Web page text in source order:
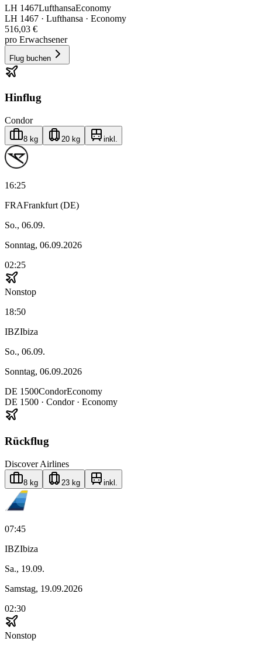
LH 1467LufthansaEconomy
LH 1467 · Lufthansa · Economy
516,03 €
pro Erwachsener
Flug buchen
Hinflug
Condor
8 kg 20 kg inkl.
16:25
FRAFrankfurt (DE)
So., 06.09.
Sonntag, 06.09.2026
02:25
Nonstop
18:50
IBZIbiza
So., 06.09.
Sonntag, 06.09.2026
DE 1500CondorEconomy
DE 1500 · Condor· Economy
Rückflug
Discover Airlines
8 kg 23 kg inkl.
07:45
IBZIbiza
Sa., 19.09.
Samstag, 19.09.2026
02:30
Nonstop